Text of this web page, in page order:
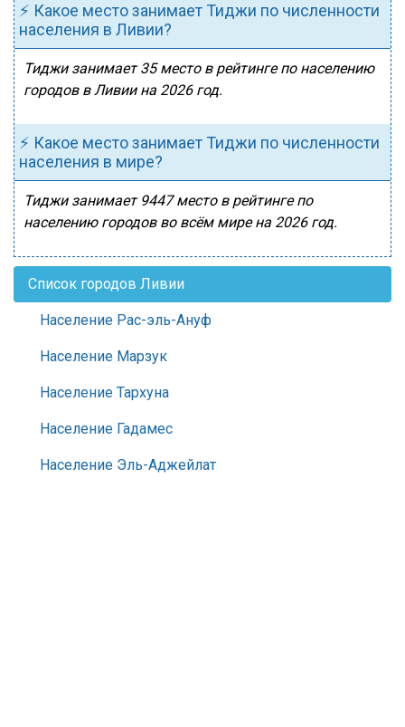
⚡ Какое место занимает Тиджи по численности
населения в Ливии?
Тиджи занимает 35 место в рейтинге по населению
городов в Ливии на 2026 год.
⚡ Какое место занимает Тиджи по численности
населения в мире?
Тиджи занимает 9447 место в рейтинге по
населению городов во всём мире на 2026 год.
Список городов Ливии
Население Рас-эль-Ануф
Население Марзук
Население Тархуна
Население Гадамес
Население Эль-Аджейлат